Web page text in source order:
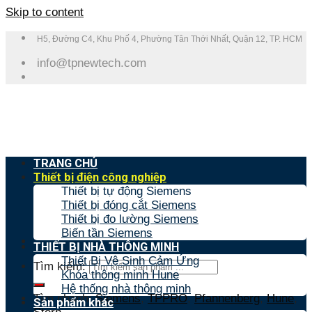
Skip to content
H5, Đường C4, Khu Phố 4, Phường Tân Thới Nhất, Quận 12, TP. HCM
info@tpnewtech.com
Tìm kiếm:
Tìm nhanh:Siemens,TPPRO,Pfannenberg,Hune,
TRANG CHỦ
Thiết bị điện công nghiệp
Thiết bị tự động Siemens
Thiết bị đóng cắt Siemens
Thiết bị đo lường Siemens
Biến tần Siemens
THIẾT BỊ NHÀ THÔNG MINH
Thiết Bị Vệ Sinh Cảm Ứng
Khóa thông minh Hune
Hệ thống nhà thông minh
Sản phẩm khác